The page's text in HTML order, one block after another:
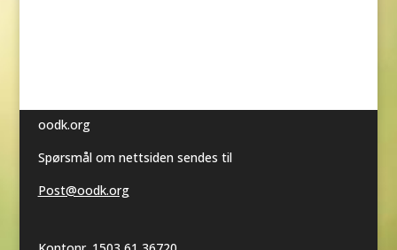
oodk.org
Spørsmål om nettsiden sendes til
Post@oodk.org